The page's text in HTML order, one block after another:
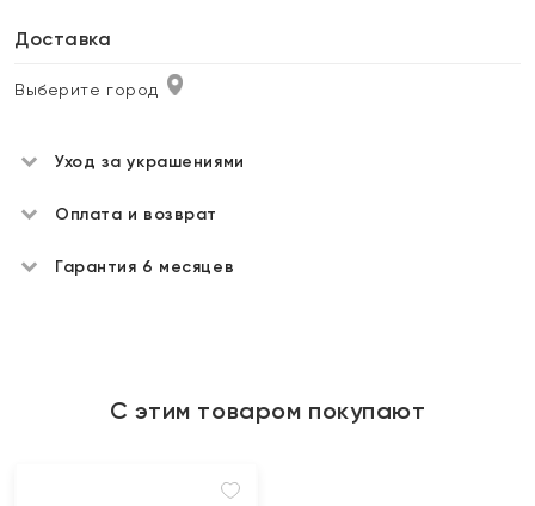
Доставка
Выберите город
Уход за украшениями
Оплата и возврат
Гарантия 6 месяцев
С этим товаром покупают